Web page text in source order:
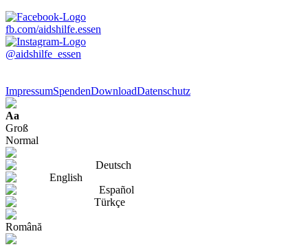
fb.com/aidshilfe.essen
@aidshilfe_essen
ImpressumSpendenDownloadDatenschutz
Aa
Groß
Normal
Deutsch
English
Español
Türkçe
Română